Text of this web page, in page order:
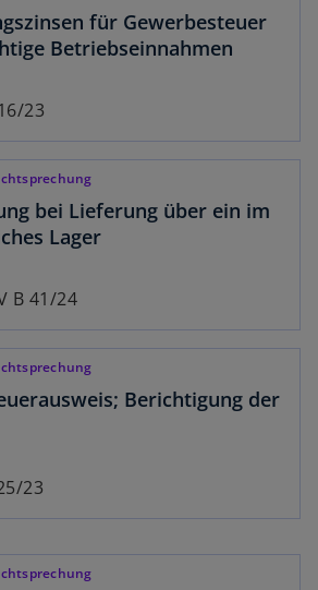
für Gewerbesteuer
Betriebseinnahmen
23
bei Lieferung über ein im
Lager
B 41/24
Berichtigung der
23